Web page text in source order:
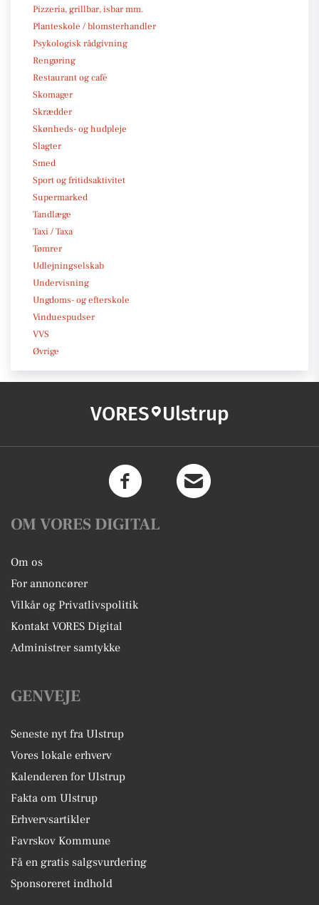
Pizzeria, grillbar, isbar mm.
Planteskole / blomsterhandler
Psykologisk rådgivning
Rengøring
Restaurant og café
Skomager
Skrædder
Skønheds- og hudpleje
Slagter
Smed
Sport og fritidsaktivitet
Supermarked
Tandlæge
Taxi / Taxa
Tømrer
Udlejningselskab
Undervisning
Ungdoms- og efterskole
Vinduespudser
VVS
Øvrige
VORES Ulstrup
OM VORES DIGITAL
Om os
For annoncører
Vilkår og Privatlivspolitik
Kontakt VORES Digital
Administrer samtykke
GENVEJE
Seneste nyt fra Ulstrup
Vores lokale erhverv
Kalenderen for Ulstrup
Fakta om Ulstrup
Erhvervsartikler
Favrskov Kommune
Få en gratis salgsvurdering
Sponsoreret indhold